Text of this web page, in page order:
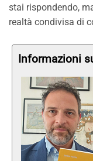
stai rispondendo,
realtà condivisa di
Informazioni